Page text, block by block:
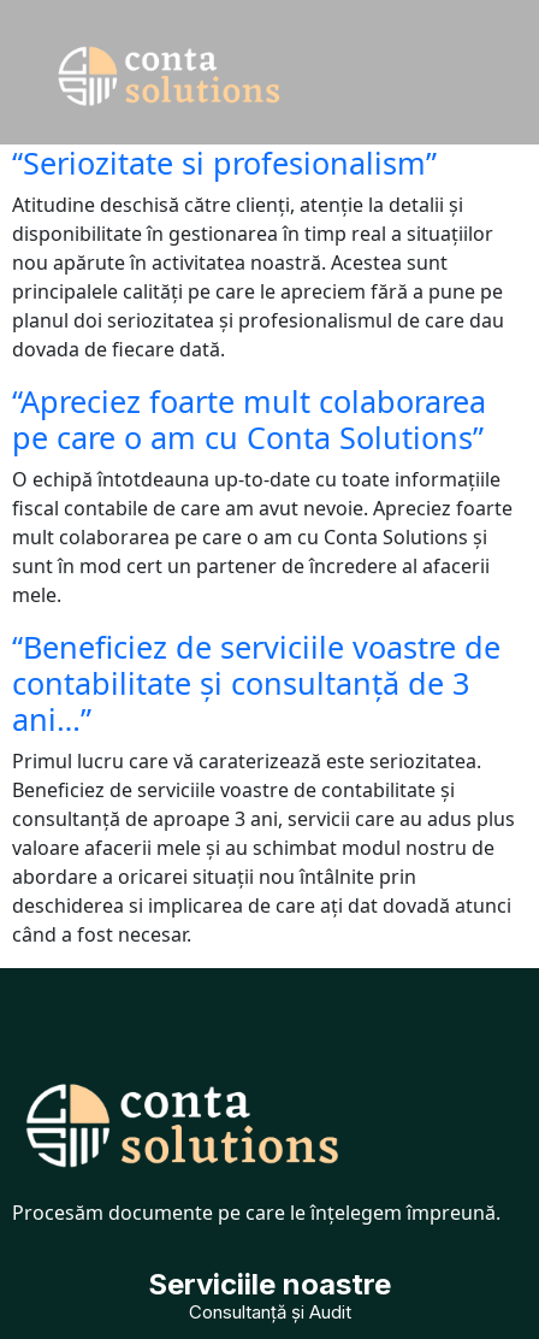
“Seriozitate si profesionalism”
Atitudine deschisă către clienți, atenție la detalii și
disponibilitate în gestionarea în timp real a situațiilor
nou apărute în activitatea noastră. Acestea sunt
principalele calități pe care le apreciem fără a pune pe
planul doi seriozitatea și profesionalismul de care dau
dovada de fiecare dată.
“Apreciez foarte mult colaborarea
pe care o am cu Conta Solutions”
O echipă întotdeauna up-to-date cu toate informațiile
fiscal contabile de care am avut nevoie. Apreciez foarte
mult colaborarea pe care o am cu Conta Solutions și
sunt în mod cert un partener de încredere al afacerii
mele.
“Beneficiez de serviciile voastre de
contabilitate și consultanță de 3
ani…”
Primul lucru care vă caraterizează este seriozitatea.
Beneficiez de serviciile voastre de contabilitate și
consultanță de aproape 3 ani, servicii care au adus plus
valoare afacerii mele și au schimbat modul nostru de
abordare a oricarei situații nou întâlnite prin
deschiderea si implicarea de care ați dat dovadă atunci
când a fost necesar.
Procesăm documente pe care le înțelegem împreună.
Serviciile noastre
Consultanță și Audit